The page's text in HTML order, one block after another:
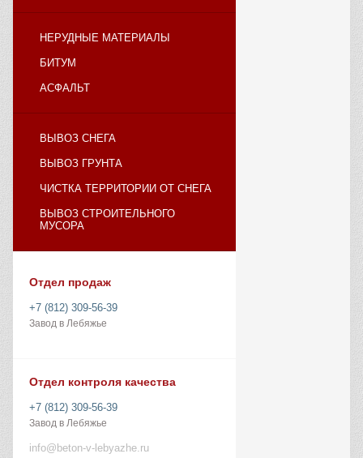
НЕРУДНЫЕ МАТЕРИАЛЫ
БИТУМ
АСФАЛЬТ
ВЫВОЗ СНЕГА
ВЫВОЗ ГРУНТА
ЧИСТКА ТЕРРИТОРИИ ОТ СНЕГА
ВЫВОЗ СТРОИТЕЛЬНОГО
МУСОРА
Отдел продаж
+7 (812) 309-56-39
Завод в Лебяжье
Отдел контроля качества
+7 (812) 309-56-39
Завод в Лебяжье
info@beton-v-lebyazhe.ru